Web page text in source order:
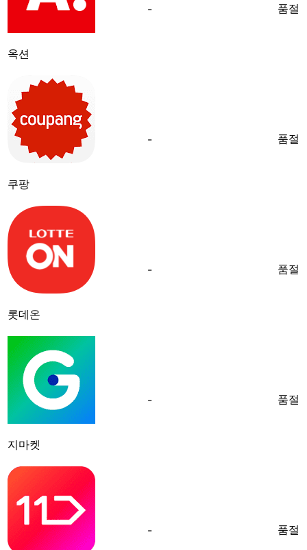
옥션
- 품절
쿠팡
- 품절
롯데온
- 품절
지마켓
- 품절
- 품절